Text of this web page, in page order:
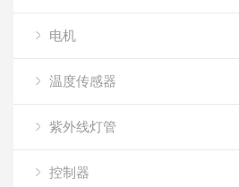
电机
温度传感器
紫外线灯管
控制器